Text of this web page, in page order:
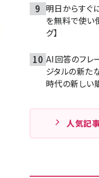
明日からす
を無料で使い
グ】
AI回答のフレ
ジタルの新た
時代の新しい
人気記